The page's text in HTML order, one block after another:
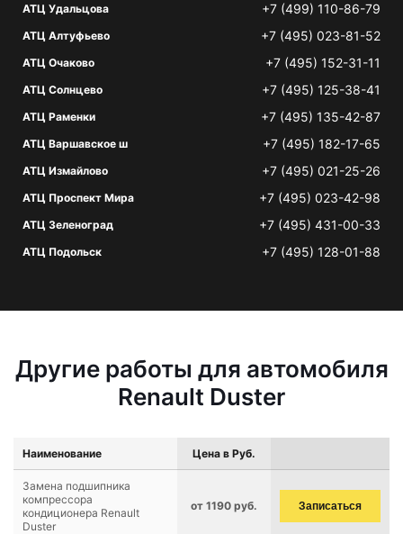
АТЦ Удальцова +7 (499) 110-86-79
АТЦ Алтуфьево +7 (495) 023-81-52
АТЦ Очаково +7 (495) 152-31-11
АТЦ Солнцево +7 (495) 125-38-41
АТЦ Раменки +7 (495) 135-42-87
АТЦ Варшавское ш +7 (495) 182-17-65
АТЦ Измайлово +7 (495) 021-25-26
АТЦ Проспект Мира +7 (495) 023-42-98
АТЦ Зеленоград +7 (495) 431-00-33
АТЦ Подольск +7 (495) 128-01-88
Другие работы для автомобиля
Renault Duster
Наименование Цена в Руб.
Замена подшипника
компрессора
кондиционера Renault
Duster
от 1190 руб. Записаться